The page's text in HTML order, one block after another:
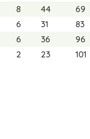
8 44 69
6 31 83
6 36 96
2 23 101